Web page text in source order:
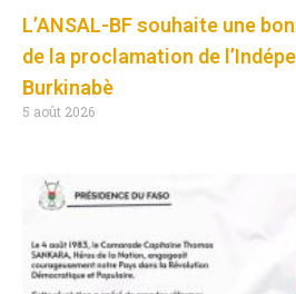
L’ANSAL-BF souhaite une
de la proclamation de
Burkinabè
5 août 2026